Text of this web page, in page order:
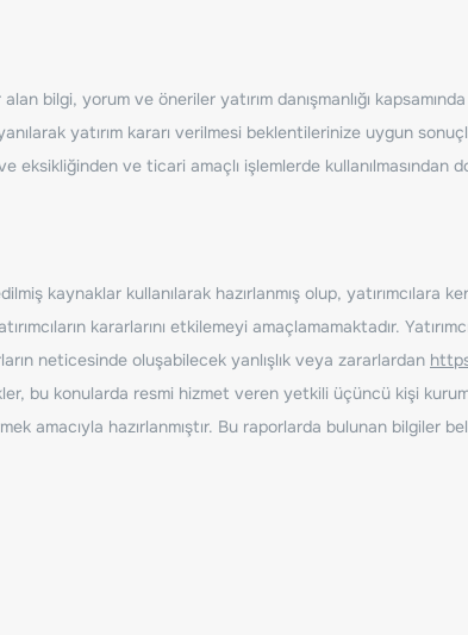
bilgi, yorum ve öneriler yatırım danışmanlığı
yatırım kararı verilmesi beklentilerinize uygun
eksikliğinden ve ticari amaçlı işlemlerde
kaynaklar kullanılarak hazırlanmış olup, yatırımcılara
kararlarını etkilemeyi amaçlamamaktadır.
neticesinde oluşabilecek yanlışlık veya zararlardan
bu konularda resmi hizmet veren yetkili üçüncü kişi
amacıyla hazırlanmıştır. Bu raporlarda bulunan bilgiler